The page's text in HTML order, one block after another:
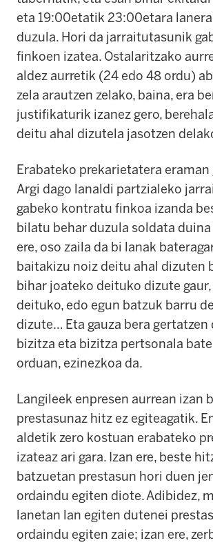
eta 19:00etatik 23:00etara
duzula. Hori da jarraitutasunik
finkoen izatea. Ostalaritzako
aldez aurretik (24 edo 48 ordu)
zela arautzen zelako, baina, era
justifikaturik izanez gero,
deitu ahal dizutela jasotzen
Erabateko prekarietatera
Argi dago lanaldi partzialeko
gabeko kontratu finkoa izanda
bilatu behar duzula soldata duina
ere, oso zaila da bi lanak
baitakizu noiz deitu ahal dizuten
bihar joateko deituko dizute
deituko, edo egun batzuk barru
dizute… Eta gauza bera gertatzen
bizitza eta bizitza pertsonala
orduan, ezinezkoa da.
Langileek enpresen aurrean izan
prestasunaz hitz ez egiteagatik.
aldetik zero kostuan erabateko
izateaz ari gara. Izan ere, beste
batzuetan prestasun hori duen
ordaindu egiten diote. Adibidez,
lanetan lan egiten dutenei
ordaindu egiten zaie; izan ere,